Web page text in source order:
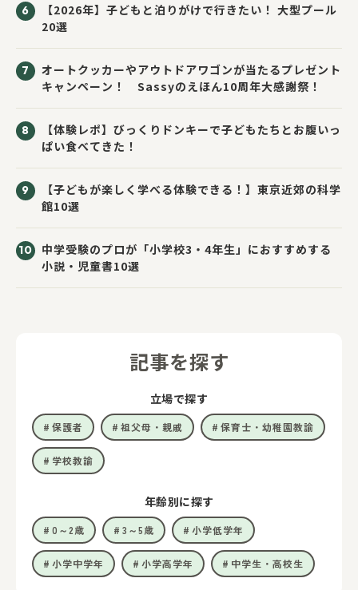
【2026年】子どもと泊りがけで行きたい！ 大型プール
20選
オートクッカーやアウトドアワゴンが当たるプレゼント
キャンペーン！ Sassyのえほん10周年大感謝祭！
【体験レポ】びっくりドンキーで子どもたちとお腹いっ
ぱい食べてきた！
【子どもが楽しく学べる体験できる！】東京近郊の科学
館10選
中学受験のプロが「小学校3・4年生」におすすめする
小説・児童書10選
記事を探す
立場で探す
保護者 祖父母・親戚 保育士・幼稚園教諭
学校教諭
年齢別に探す
0～2歳 3～5歳 小学低学年
小学中学年 小学高学年 中学生・高校生